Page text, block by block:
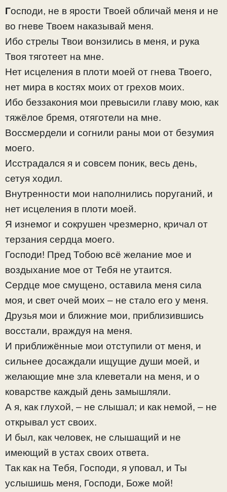
Господи, не в ярости Твоей обличай меня и не
во гневе Твоем наказывай меня.
Ибо стрелы Твои вонзились в меня, и рука
Твоя тяготеет на мне.
Нет исцеления в плоти моей от гнева Твоего,
нет мира в костях моих от грехов моих.
Ибо беззакония мои превысили главу мою, как
тяжёлое бремя, отяготели на мне.
Воссмердели и согнили раны мои от безумия
моего.
Исстрадался я и совсем поник, весь день,
сетуя ходил.
Внутренности мои наполнились поруганий, и
нет исцеления в плоти моей.
Я изнемог и сокрушен чрезмерно, кричал от
терзания сердца моего.
Господи! Пред Тобою всё желание мое и
воздыхание мое от Тебя не утаится.
Сердце мое смущено, оставила меня сила
моя, и свет очей моих – не стало его у меня.
Друзья мои и ближние мои, приблизившись
восстали, враждуя на меня.
И приближённые мои отступили от меня, и
сильнее досаждали ищущие души моей, и
желающие мне зла клеветали на меня, и о
коварстве каждый день замышляли.
А я, как глухой, – не слышал; и как немой, – не
открывал уст своих.
И был, как человек, не слышащий и не
имеющий в устах своих ответа.
Так как на Тебя, Господи, я уповал, и Ты
услышишь меня, Господи, Боже мой!